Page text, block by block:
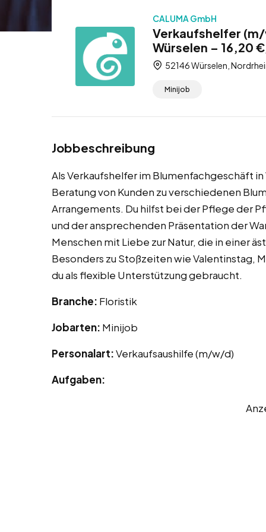
CALUMA GmbH
Verkaufshelfer
Würselen – 16,20
52146 Würselen,
Minijob
Jobbeschreibung
Als Verkaufshelfer im Blumenfachgeschäft
Beratung von Kunden zu verschiedenen
Arrangements. Du hilfst bei der Pflege der
und der ansprechenden Präsentation der
Menschen mit Liebe zur Natur, die in einer
Besonders zu Stoßzeiten wie Valentinstag,
du als flexible Unterstützung gebraucht.
Branche: Floristik
Jobarten: Minijob
Personalart:Verkaufsaushilfe (m/w/d)
Aufgaben: